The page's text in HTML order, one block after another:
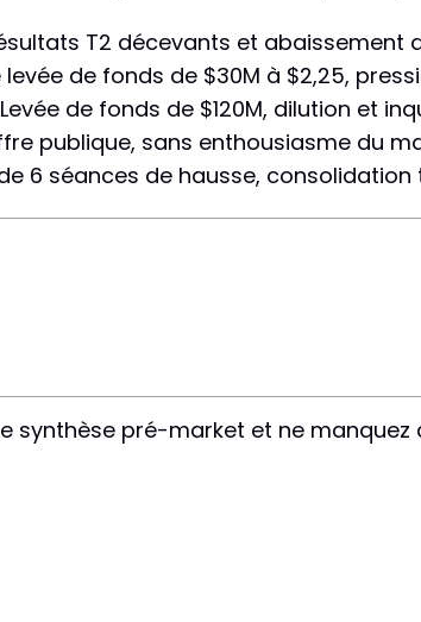
T2 décevants et abaissement
levée de fonds de $30M à $2,25,
de fonds de $120M, dilution et
publique, sans enthousiasme du
6 séances de hausse, consolidation
synthèse pré-market et ne manquez